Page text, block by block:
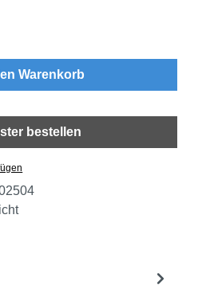
Gib den gewünschten
Warenkorb
bestellen